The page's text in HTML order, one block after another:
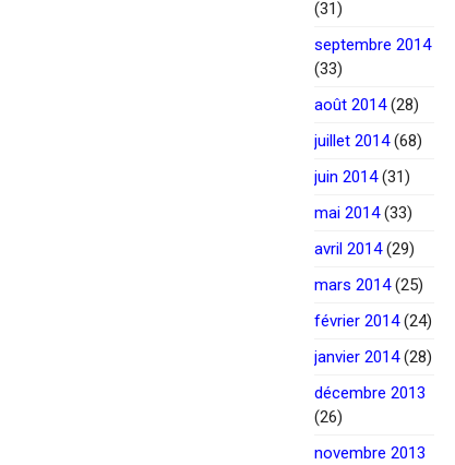
(31)
septembre 2014
(33)
août 2014(28)
juillet 2014(68)
juin 2014(31)
mai 2014(33)
avril 2014(29)
mars 2014(25)
février 2014(24)
janvier 2014(28)
décembre 2013
(26)
novembre 2013